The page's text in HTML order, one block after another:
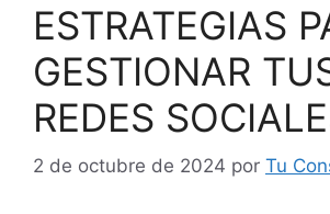
ESTRATEGIAS
GESTIONAR
REDES
2 de octubre de 2024 por Tu